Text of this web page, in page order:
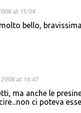
at 15:04
bello,
at 16:47
ma anche le
ci poteva